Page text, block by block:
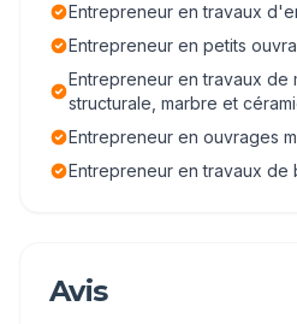
Entrepreneur en travaux
Entrepreneur en petits
Entrepreneur en travaux de
structurale, marbre et
Entrepreneur en ouvrages
Entrepreneur en travaux de
Avis